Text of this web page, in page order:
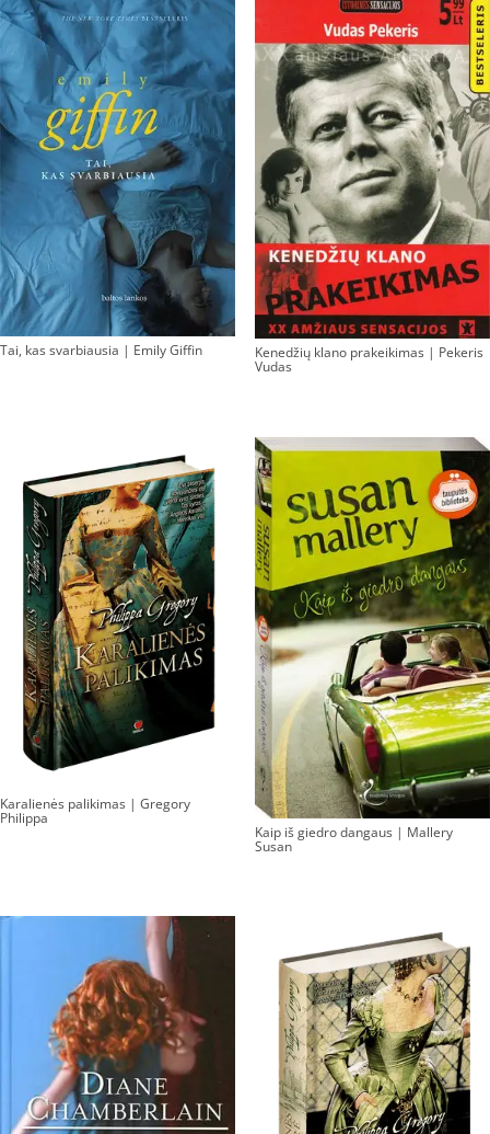
Tai, kas svarbiausia | Emily Giffin Kenedžių klano prakeikimas | Pekeris
Vudas
Karalienės palikimas | Gregory
Philippa
Kaip iš giedro dangaus | Mallery
Susan